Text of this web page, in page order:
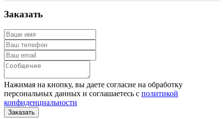
Заказать
Нажимая на кнопку, вы даете согласие на обработку
персональных данных и соглашаетесь с политикой
конфиденциальности